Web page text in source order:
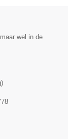
wel in de
)